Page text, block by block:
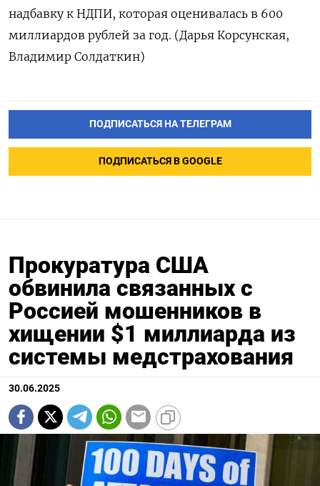
надбавку к НДПИ, которая оценивалась в 600
миллиардов рублей за год. (Дарья Корсунская,
Владимир Солдаткин)
ПОДПИСАТЬСЯ НА ТЕЛЕГРАМ
ПОДПИСАТЬСЯ В GOOGLE
Прокуратура США
обвинила связанных с
Россией мошенников в
хищении $1 миллиарда из
системы медстрахования
30.06.2025